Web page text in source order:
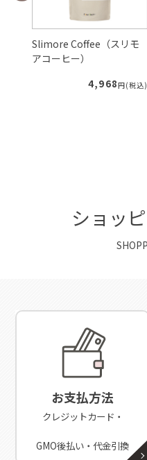
Slimore Coffee（スリモ
アコーヒー）
4,968円(税込)
ショッ
お支払方法
クレジットカード・
GMO後払い・代金引換